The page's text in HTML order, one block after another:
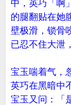
中，英巧「啊
的腿翻贴在她
壁极滑，锁骨
已忍不住大泄
宝玉喘着气，
英巧在黑暗中
宝玉又问：「